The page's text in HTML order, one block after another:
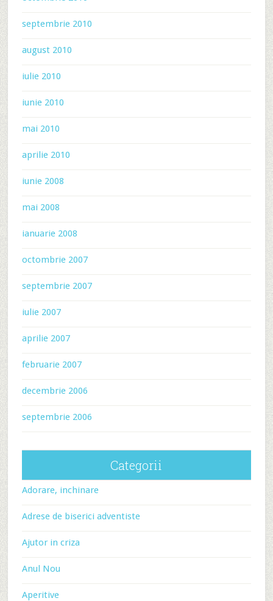
septembrie 2010
august 2010
iulie 2010
iunie 2010
mai 2010
aprilie 2010
iunie 2008
mai 2008
ianuarie 2008
octombrie 2007
septembrie 2007
iulie 2007
aprilie 2007
februarie 2007
decembrie 2006
septembrie 2006
Categorii
Adorare, inchinare
Adrese de biserici adventiste
Ajutor in criza
Anul Nou
Aperitive